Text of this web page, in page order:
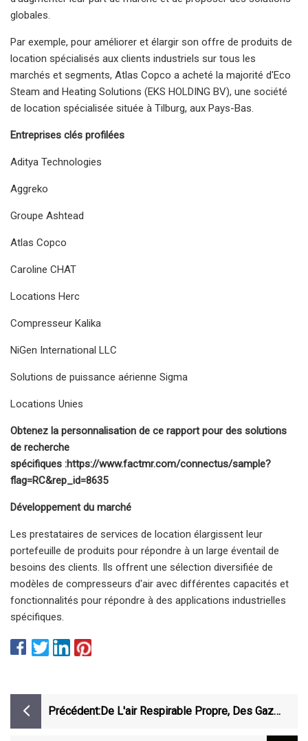
globales.
Par exemple, pour améliorer et élargir son offre de produits de
location spécialisés aux clients industriels sur tous les
marchés et segments, Atlas Copco a acheté la majorité d'Eco
Steam and Heating Solutions (EKS HOLDING BV), une société
de location spécialisée située à Tilburg, aux Pays-Bas.
Entreprises clés profilées
Aditya Technologies
Aggreko
Groupe Ashtead
Atlas Copco
Caroline CHAT
Locations Herc
Compresseur Kalika
NiGen International LLC
Solutions de puissance aérienne Sigma
Locations Unies
Obtenez la personnalisation de ce rapport pour des solutions
de recherche
spécifiques :https://www.factmr.com/connectus/sample?
flag=RC&rep_id=8635
Développement du marché
Les prestataires de services de location élargissent leur
portefeuille de produits pour répondre à un large éventail de
besoins des clients. Ils offrent une sélection diversifiée de
modèles de compresseurs d'air avec différentes capacités et
fonctionnalités pour répondre à des applications industrielles
spécifiques.
Précédent:De L'air Respirable Propre, Des Gaz